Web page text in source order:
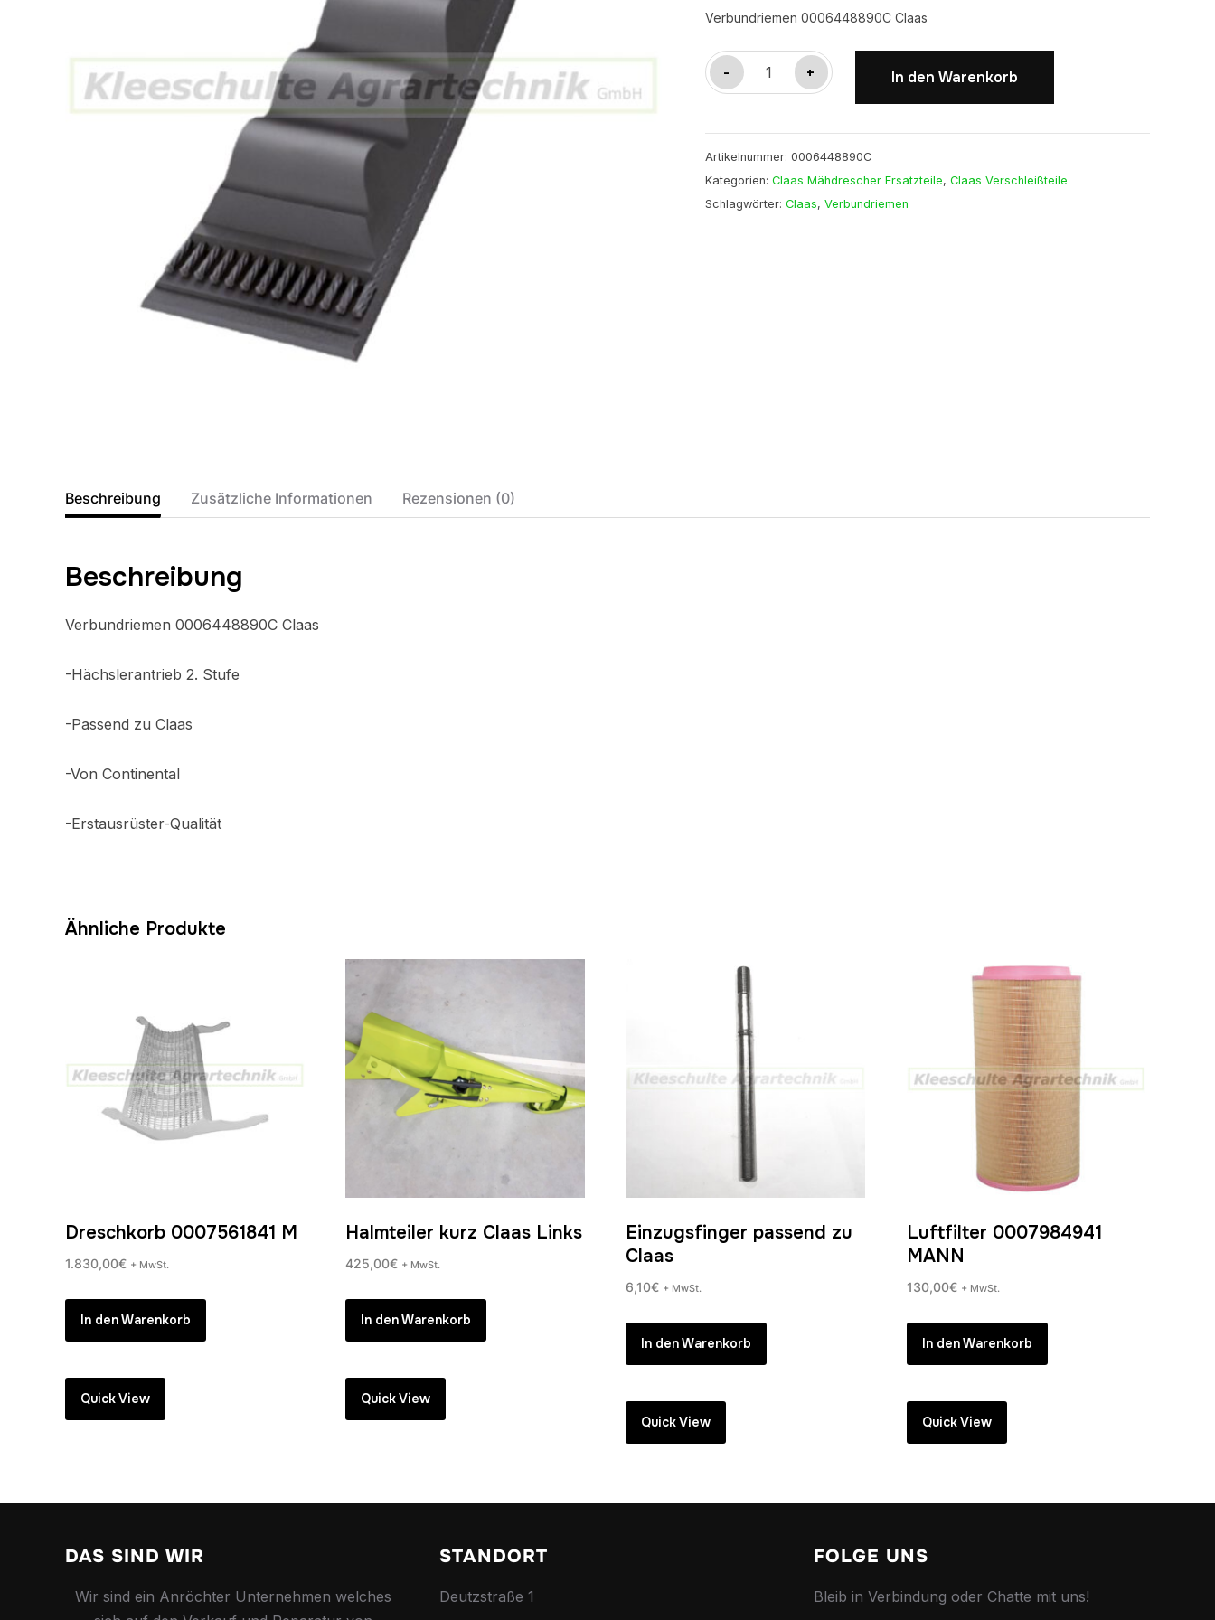
Verbundriemen 0006448890C Claas
-
Verbundriemen
0006448890C
Menge
+ In den Warenkorb
Artikelnummer: 0006448890C
Kategorien: Claas Mähdrescher Ersatzteile, Claas Verschleißteile
Schlagwörter: Claas, Verbundriemen
Beschreibung Zusätzliche Informationen Rezensionen (0)
Beschreibung
Verbundriemen 0006448890C Claas
-Hächslerantrieb 2. Stufe
-Passend zu Claas
-Von Continental
-Erstausrüster-Qualität
Ähnliche Produkte
Dreschkorb 0007561841 M
1.830,00€ + MwSt.
In den Warenkorb
Quick View
Halmteiler kurz Claas Links
425,00€ + MwSt.
In den Warenkorb
Quick View
Einzugsfinger passend zu
Claas
6,10€ + MwSt.
In den Warenkorb
Quick View
Luftfilter 0007984941
MANN
130,00€ + MwSt.
In den Warenkorb
Quick View
DAS SIND WIR
Wir sind ein Anröchter Unternehmen welches
STANDORT
Deutzstraße 1
FOLGE UNS
Bleib in Verbindung oder Chatte mit uns!